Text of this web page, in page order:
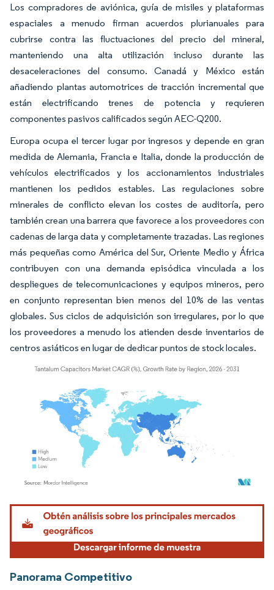
Los compradores de aviónica, guía de misiles y plataformas
espaciales a menudo firman acuerdos plurianuales para
cubrirse contra las fluctuaciones del precio del mineral,
manteniendo una alta utilización incluso durante las
desaceleraciones del consumo. Canadá y México están
añadiendo plantas automotrices de tracción incremental que
están electrificando trenes de potencia y requieren
componentes pasivos calificados según AEC-Q200.
Europa ocupa el tercer lugar por ingresos y depende en gran
medida de Alemania, Francia e Italia, donde la producción de
vehículos electrificados y los accionamientos industriales
mantienen los pedidos estables. Las regulaciones sobre
minerales de conflicto elevan los costes de auditoría, pero
también crean una barrera que favorece a los proveedores con
cadenas de larga data y completamente trazadas. Las regiones
más pequeñas como América del Sur, Oriente Medio y África
contribuyen con una demanda episódica vinculada a los
despliegues de telecomunicaciones y equipos mineros, pero
en conjunto representan bien menos del 10% de las ventas
globales. Sus ciclos de adquisición son irregulares, por lo que
los proveedores a menudo los atienden desde inventarios de
centros asiáticos en lugar de dedicar puntos de stock locales.
Imagen © Mordor Intelligence. El uso requiere atribución según CC BY 4.0.
Panorama Competitivo